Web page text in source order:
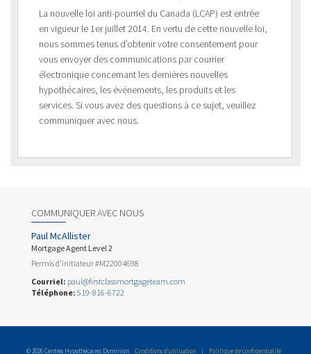
La nouvelle loi anti-pourriel du Canada (LCAP) est entrée
en vigueur le 1er juillet 2014. En vertu de cette nouvelle loi,
nous sommes tenus d’obtenir votre consentement pour
vous envoyer des communications par courrier
électronique concernant les dernières nouvelles
hypothécaires, les événements, les produits et les
services. Si vous avez des questions à ce sujet, veuillez
communiquer avec nous.
COMMUNIQUER AVEC NOUS
Paul McAllister
Mortgage Agent Level 2
Permis d’initiateur #M22004698
Courriel: paul@firstclassmortgageteam.com
Téléphone: 519-816-6722
© 2026 Centres Hypothécaires Dominion Conditions d’utilisation | Politique de confidentialité